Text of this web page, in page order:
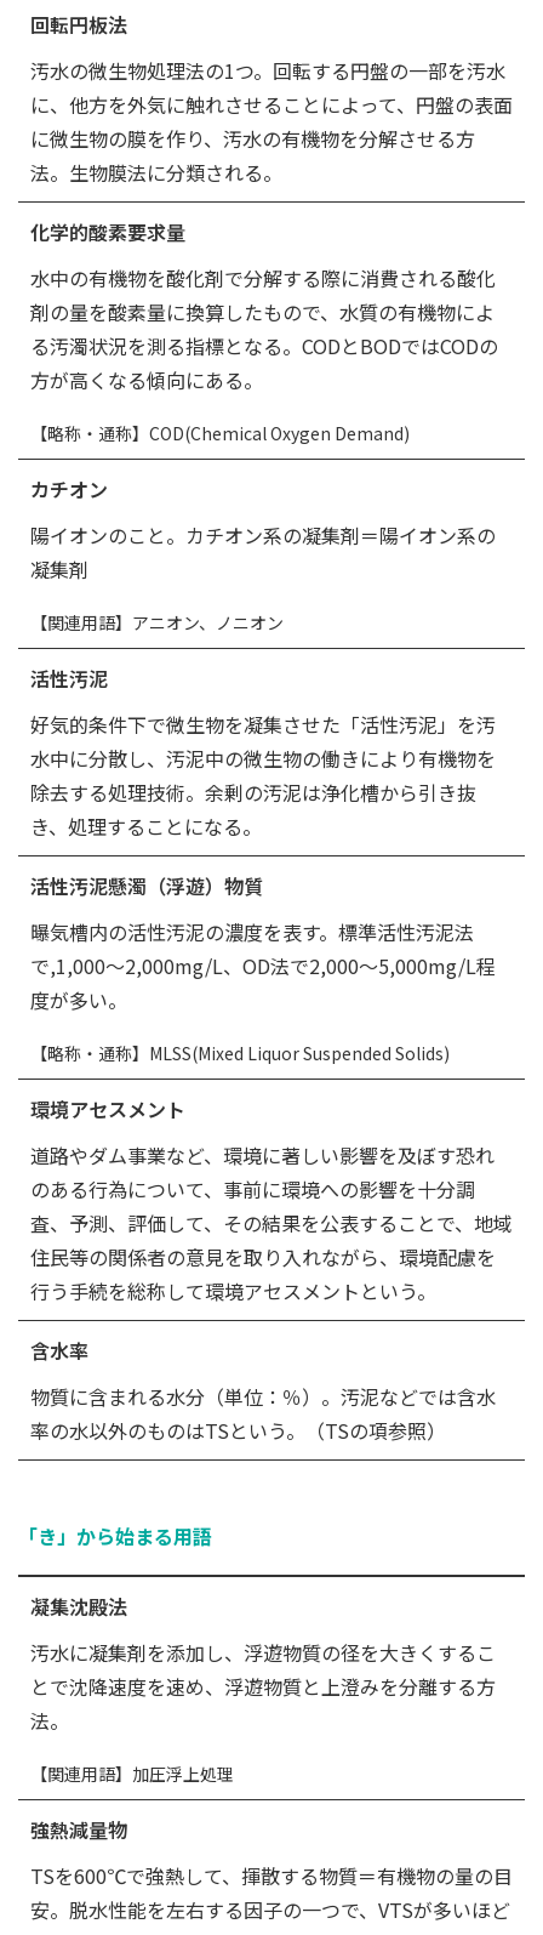
回転円板法
汚水の微生物処理法の1つ。回転する円盤の一部を汚水
に、他方を外気に触れさせることによって、円盤の表面
に微生物の膜を作り、汚水の有機物を分解させる方
法。生物膜法に分類される。
化学的酸素要求量
水中の有機物を酸化剤で分解する際に消費される酸化
剤の量を酸素量に換算したもので、水質の有機物によ
る汚濁状況を測る指標となる。CODとBODではCODの
方が高くなる傾向にある。
【略称・通称】COD(Chemical Oxygen Demand)
カチオン
陽イオンのこと。カチオン系の凝集剤＝陽イオン系の
凝集剤
【関連用語】アニオン、ノニオン
活性汚泥
好気的条件下で微生物を凝集させた「活性汚泥」を汚
水中に分散し、汚泥中の微生物の働きにより有機物を
除去する処理技術。余剰の汚泥は浄化槽から引き抜
き、処理することになる。
活性汚泥懸濁（浮遊）物質
曝気槽内の活性汚泥の濃度を表す。標準活性汚泥法
で,1,000～2,000mg/L、OD法で2,000～5,000mg/L程
度が多い。
【略称・通称】MLSS(Mixed Liquor Suspended Solids)
環境アセスメント
道路やダム事業など、環境に著しい影響を及ぼす恐れ
のある行為について、事前に環境への影響を十分調
査、予測、評価して、その結果を公表することで、地域
住民等の関係者の意見を取り入れながら、環境配慮を
行う手続を総称して環境アセスメントという。
含水率
物質に含まれる水分（単位：％）。汚泥などでは含水
率の水以外のものはTSという。（TSの項参照）
「き」から始まる用語
凝集沈殿法
汚水に凝集剤を添加し、浮遊物質の径を大きくするこ
とで沈降速度を速め、浮遊物質と上澄みを分離する方
法。
【関連用語】加圧浮上処理
強熱減量物
TSを600℃で強熱して、揮散する物質＝有機物の量の目
安。脱水性能を左右する因子の一つで、VTSが多いほど